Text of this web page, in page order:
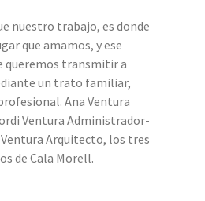
nuestro trabajo, es donde
que amamos, y ese
queremos transmitir a
un trato familiar,
Ana Ventura
Ventura Administrador-
Arquitecto, los tres
de Cala Morell.